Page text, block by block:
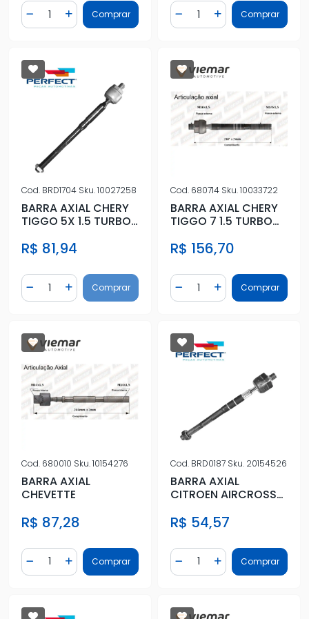
Diminuir Quantidade
Quantidade
Adicionar Quantidade
Comprar Diminuir Quantidade
Quantidade
AdicionarComprar
Cod. BRD1704 Sku.10027258
BARRA AXIAL CHERY
TIGGO 5X 1.5 TURBO
R$ 81,94
Diminuir Quantidade
Quantidade
Adicionar Quantidade
Comprar
Cod. 680714 Sku.10033722
BARRA AXIAL CHERY
TIGGO 7 1.5 TURBO
R$ 156,70
Diminuir Quantidade
Quantidade
AdicionarComprar
Cod. 680010 Sku.10154276
BARRA AXIAL
CHEVETTE
R$ 87,28
Diminuir Quantidade
Quantidade
Adicionar Quantidade
Comprar
Cod. BRD0187 Sku. 20154526
BARRA AXIAL
CITROEN AIRCROSS
R$ 54,57
Diminuir Quantidade
Quantidade
AdicionarComprar